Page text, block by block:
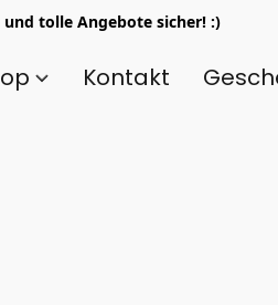
tolle Angebote sicher! :)
Kontakt